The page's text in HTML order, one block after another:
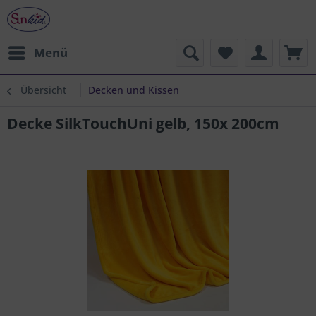
Menü
Übersicht Decken und Kissen
Decke SilkTouchUni gelb, 150x 200cm